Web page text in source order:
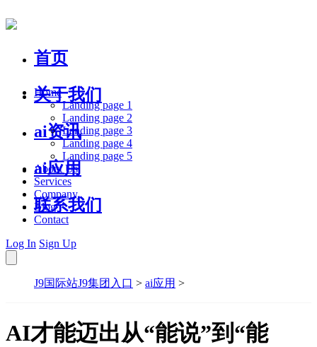
首页
关于我们
ai资讯
ai应用
联系我们
Home
Landing page 1
Landing page 2
Landing page 3
Landing page 4
Landing page 5
About Us
Services
Company
Blog
Contact
Log In Sign Up
J9国际站J9集团入口 > ai应用 >
AI才能迈出从“能说”到“能